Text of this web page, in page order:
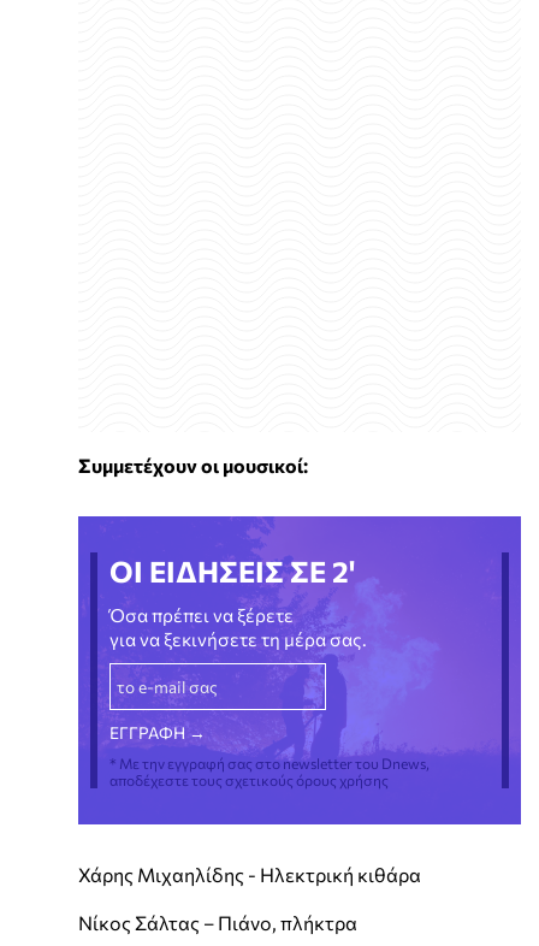
Συμμετέχουν οι μουσικοί:
ΟΙ ΕΙΔΗΣΕΙΣ ΣΕ 2'
Όσα πρέπει να ξέρετε
για να ξεκινήσετε τη μέρα σας.
* Με την εγγραφή σας στο newsletter του Dnews,
αποδέχεστε τους σχετικούς όρους χρήσης
Χάρης Μιχαηλίδης - Ηλεκτρική κιθάρα
Νίκος Σάλτας – Πιάνο, πλήκτρα